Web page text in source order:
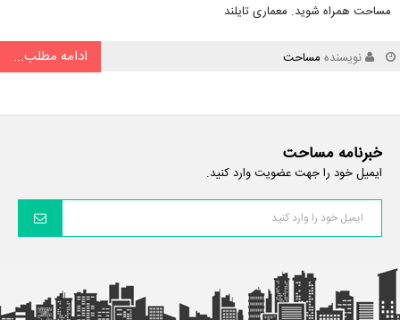
مساحت همراه شوید. معماری تایلند
نویسنده مساحت ادامه مطلب...
خبرنامه مساحت
ایمیل خود را جهت عضویت وارد کنید.